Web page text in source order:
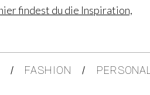
FASHION PERSONAL